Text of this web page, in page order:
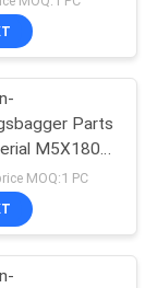
Parts
M5X180
MOQ:1 PC